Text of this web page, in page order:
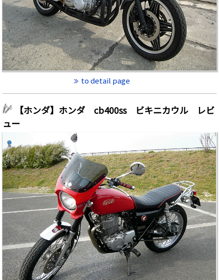
to detail page
【ホンダ】ホンダ cb400ss ビキニカウル レビ
ュー